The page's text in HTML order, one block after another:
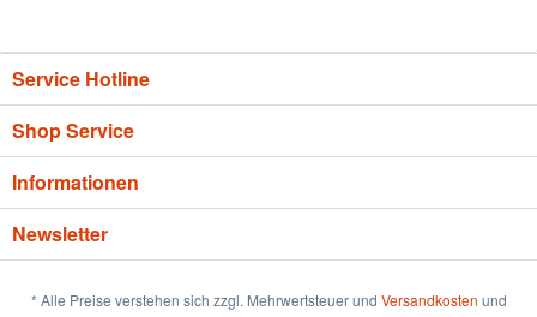
Service Hotline
Shop Service
Informationen
Newsletter
* Alle Preise verstehen sich zzgl. Mehrwertsteuer und Versandkosten und